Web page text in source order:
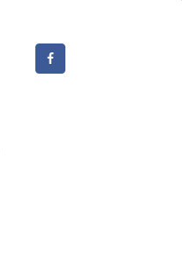
não gostasse,
Mas que para eu era